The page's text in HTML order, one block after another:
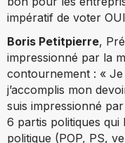
impératif de voter
Boris Petitpierre,
impressionné par la
contournement : « Je
j’accomplis mon
suis impressionné
6 partis politiques qui
politique (POP, PS,